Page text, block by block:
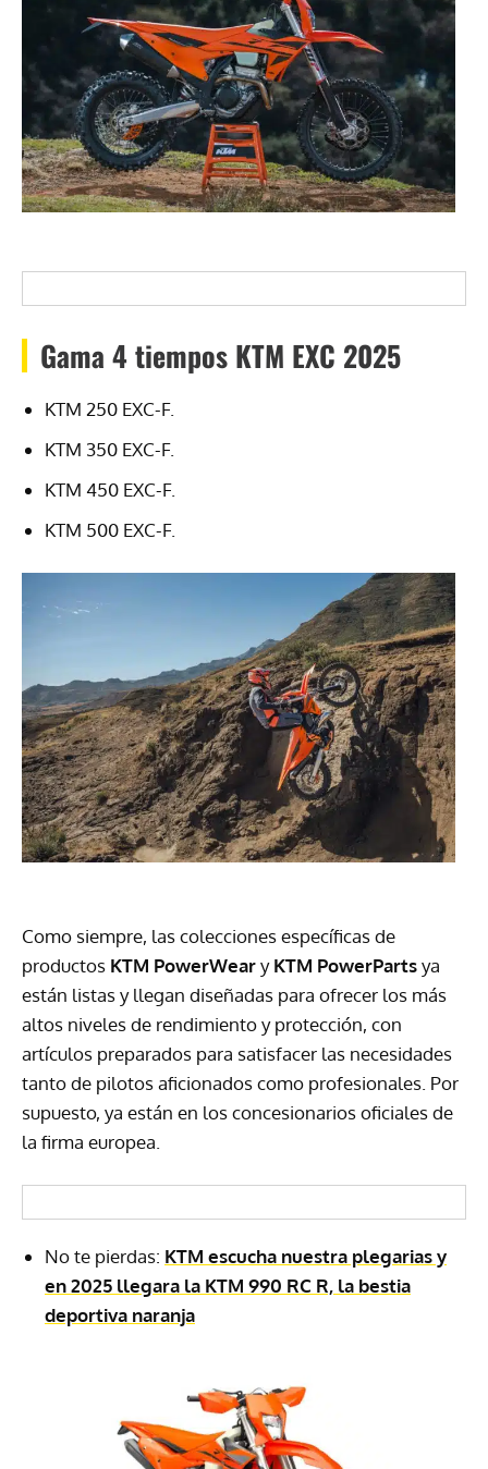
Gama 4 tiempos KTM EXC 2025
KTM 250 EXC-F.
KTM 350 EXC-F.
KTM 450 EXC-F.
KTM 500 EXC-F.
Como siempre, las colecciones específicas de
productos KTM PowerWearyKTM PowerPartsya
están listas y llegan diseñadas para ofrecer los más
altos niveles de rendimiento y protección, con
artículos preparados para satisfacer las necesidades
tanto de pilotos aficionados como profesionales. Por
supuesto, ya están en los concesionarios oficiales de
la firma europea.
No te pierdas: KTM escucha nuestra plegarias y
en 2025 llegara la KTM 990 RC R, la bestia
deportiva naranja